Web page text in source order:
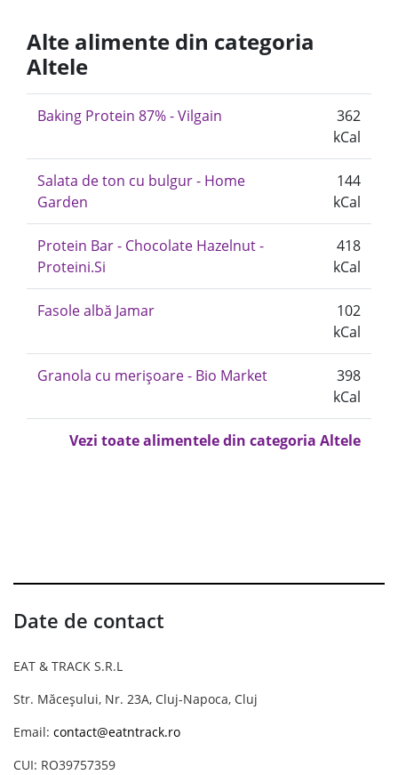
Alte alimente din categoria
Altele
Baking Protein 87% - Vilgain
362
kCal
Salata de ton cu bulgur - Home
Garden
144
kCal
Protein Bar - Chocolate Hazelnut -
Proteini.Si
418
kCal
Fasole albă Jamar
102
kCal
Granola cu merișoare - Bio Market
398
kCal
Vezi toate alimentele din categoria Altele
Date de contact
EAT & TRACK S.R.L
Str. Măceșului, Nr. 23A, Cluj-Napoca, Cluj
Email: contact@eatntrack.ro
CUI: RO39757359